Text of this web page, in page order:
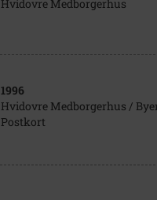
Hvidovre Medborgerhus
1996
Hvidovre Medborgerhus /
Postkort